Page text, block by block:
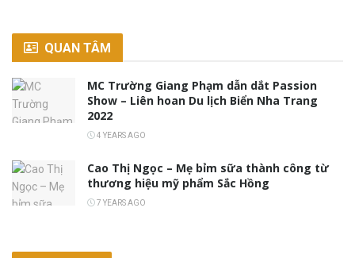
QUAN TÂM
MC Trường Giang Phạm dẫn dắt Passion
Show – Liên hoan Du lịch Biển Nha Trang
2022
4 YEARS AGO
Cao Thị Ngọc – Mẹ bỉm sữa thành công từ
thương hiệu mỹ phẩm Sắc Hồng
7 YEARS AGO